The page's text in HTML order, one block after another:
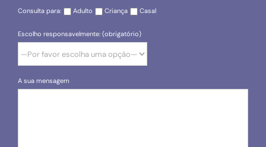
Consulta para: Adulto Criança Casal
Escolho responsavelmente: (obrigatório)
A sua mensagem